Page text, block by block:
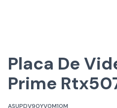
Placa De
Prime
ASUPDV90YV0M10M